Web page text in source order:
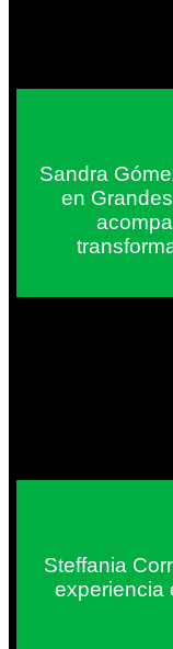
Sandra
en
Steffania
experiencia